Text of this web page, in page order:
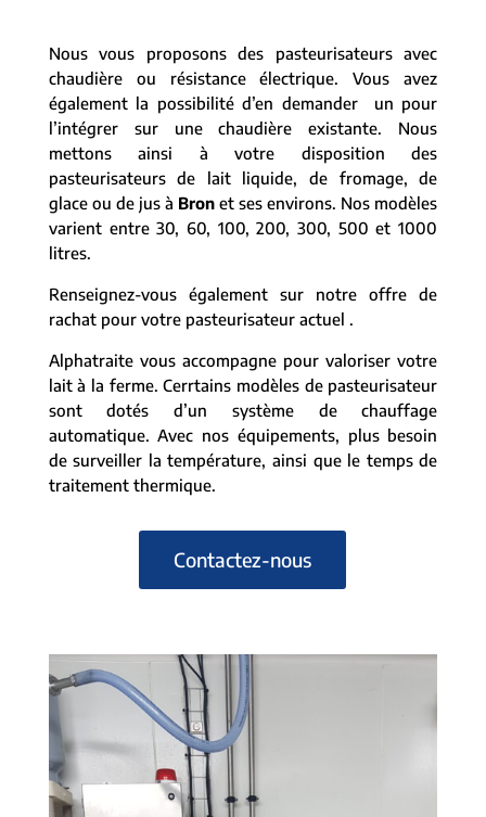
Nous vous proposons des pasteurisateurs avec
chaudière ou résistance électrique. Vous avez
également la possibilité d’en demander un pour
l’intégrer sur une chaudière existante. Nous
mettons ainsi à votre disposition des
pasteurisateurs de lait liquide, de fromage, de
glace ou de jus à Bron et ses environs. Nos modèles
varient entre 30, 60, 100, 200, 300, 500 et 1000
litres.
Renseignez-vous également sur notre offre de
rachat pour votre pasteurisateur actuel .
Alphatraite vous accompagne pour valoriser votre
lait à la ferme. Cerrtains modèles de pasteurisateur
sont dotés d’un système de chauffage
automatique. Avec nos équipements, plus besoin
de surveiller la température, ainsi que le temps de
traitement thermique.
Contactez-nous